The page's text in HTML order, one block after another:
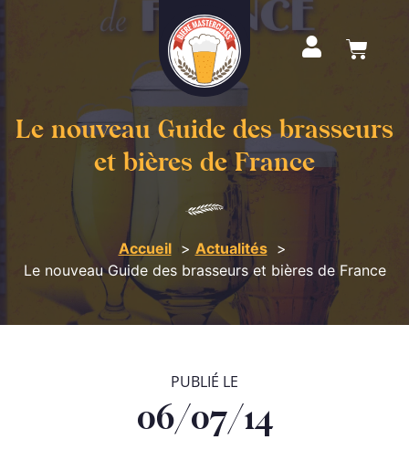
Le nouveau Guide des brasseurs
et bières de France
Accueil
Actualités
Le nouveau Guide des brasseurs et bières de France
PUBLIÉ LE
06/07/14